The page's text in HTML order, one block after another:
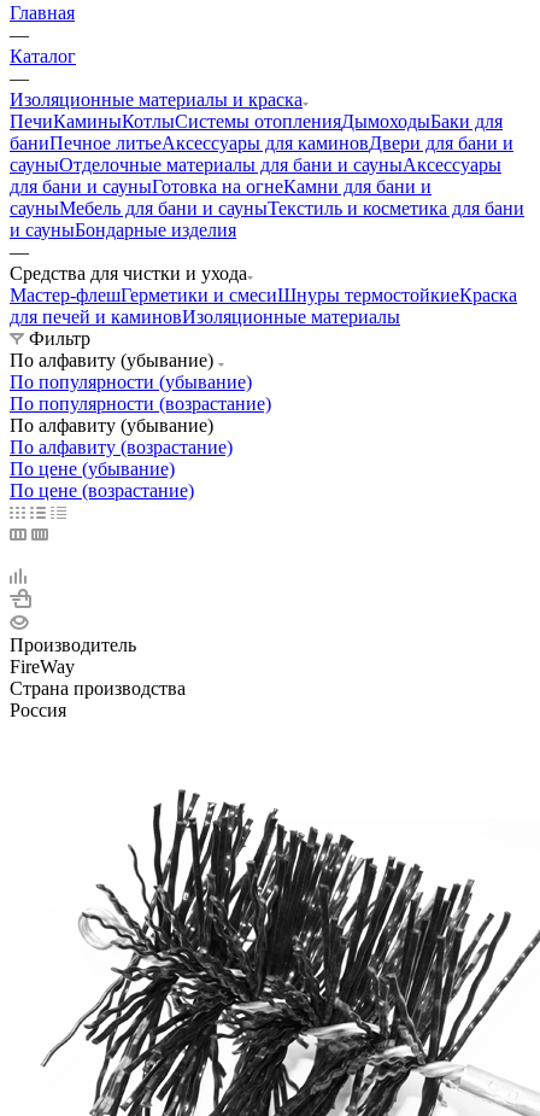
Главная
—
Каталог
—
Изоляционные материалы и краска
ПечиКаминыКотлыСистемы отопленияДымоходыБаки для
баниПечное литьеАксессуары для каминовДвери для бани и
сауныОтделочные материалы для бани и сауныАксессуары
для бани и сауныГотовка на огнеКамни для бани и
сауныМебель для бани и сауныТекстиль и косметика для бани
и сауныБондарные изделия
—
Средства для чистки и ухода
Мастер-флешГерметики и смесиШнуры термостойкиеКраска
для печей и каминовИзоляционные материалы
Фильтр
По алфавиту (убывание)
По популярности (убывание)
По популярности (возрастание)
По алфавиту (убывание)
По алфавиту (возрастание)
По цене (убывание)
По цене (возрастание)
Производитель
FireWay
Страна производства
Россия